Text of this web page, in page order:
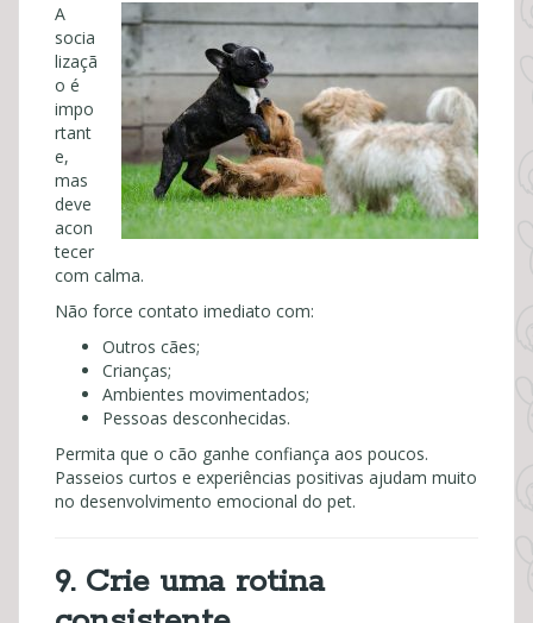
A
socia
lizaçã
o é
impo
rtant
e,
mas
deve
acon
tecer
com calma.
Não force contato imediato com:
Outros cães;
Crianças;
Ambientes movimentados;
Pessoas desconhecidas.
Permita que o cão ganhe confiança aos poucos.
Passeios curtos e experiências positivas ajudam muito
no desenvolvimento emocional do pet.
9. Crie uma rotina